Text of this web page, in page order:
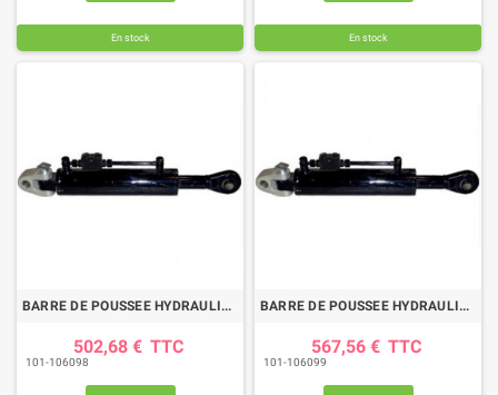
En stock En stock
BARRE DE POUSSEE HYDRAULIQUE CHAPE-ROTULE LG 674-924 CAT2/3
502,68 € TTC
101-106098
BARRE DE POUSSEE HYDRAULIQUE CHAPE-ROTULE LG 675-925 CAT2/3
567,56 € TTC
101-106099